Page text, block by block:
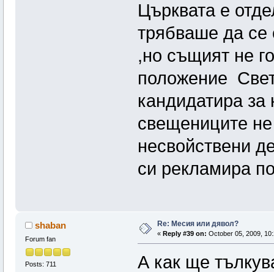
Църквата е
трябваше да се
,но същият не
положение
кандидатира
свещениците
несвойствени
си рекламира
shaban
Forum fan
Posts: 711
Re: Месия или дявол?
« Reply #39 on: October 05, 2009,
А как ще